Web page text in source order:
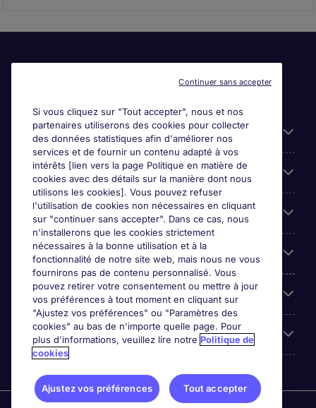
Liens utiles
Espace employeurs
Parcourir nos offres
Qui sommes-nous?
Reviews
Accreditations
Si vous cliquez sur "Tout accepter", nous et nos
partenaires utiliserons des cookies pour collecter
des données statistiques afin d'améliorer nos
services et de fournir un contenu adapté à vos
intérêts [lien vers la page Politique en matière de
cookies avec des détails sur la manière dont nous
utilisons les cookies]. Vous pouvez refuser
l'utilisation de cookies non nécessaires en cliquant
sur "continuer sans accepter". Dans ce cas, nous
n'installerons que les cookies strictement
nécessaires à la bonne utilisation et à la
fonctionnalité de notre site web, mais nous ne vous
fournirons pas de contenu personnalisé. Vous
pouvez retirer votre consentement ou mettre à jour
vos préférences à tout moment en cliquant sur
"Ajustez vos préférences" ou "Paramètres des
cookies" au bas de n'importe quelle page. Pour
plus d'informations, veuillez lire notre Politique de
cookies
Ajustez vos préférences Tout accepter
Continuer sans accepter